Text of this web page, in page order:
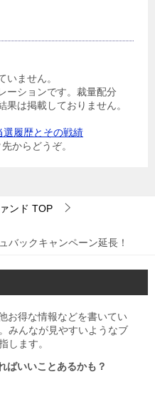
ません。
ションです。裁量配分
は掲載しておりません。
選履歴とその戦績
からどうぞ。
ンド TOP
バックキャンペーン延長！
お得な情報などを書いてい
みんなが見やすいようなブ
します。
ばいいことあるかも？